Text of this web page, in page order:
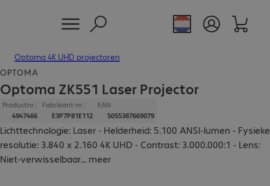
Optoma 4K UHD projectoren
OPTOMA
Optoma ZK551 Laser Projector
Productnr.:
4947466
Fabrikant-nr.:
E3P7P81E112
EAN
5055387669079
Lichttechnologie: Laser - Helderheid: 5.100 ANSI-lumen - Fysieke
resolutie: 3.840 x 2.160 4K UHD - Contrast: 3.000.000:1 - Lens:
Niet-verwisselbaar... meer